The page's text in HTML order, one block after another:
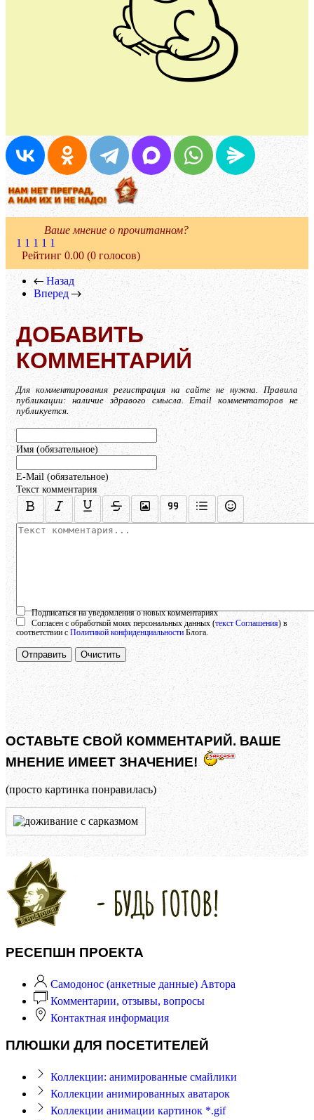
Ваше мнение о прочитанном?
1 1 1 1 1
Рейтинг 0.00 (0 голосов)
Назад
Вперед
ДОБАВИТЬ
КОММЕНТАРИЙ
Для комментирования регистрация на сайте не нужна. Правила
публикации: наличие здравого смысла. Email комментаторов не
публикуется.
Имя (обязательное)
E-Mail (обязательное)
Текст комментария
Подписаться на уведомления о новых комментариях
Согласен с обработкой моих персональных данных (текст Соглашения) в
соответствии с Политикой конфиденциальности Блога.
Отправить Очистить
ОСТАВЬТЕ СВОЙ КОММЕНТАРИЙ. ВАШЕ
МНЕНИЕ ИМЕЕТ ЗНАЧЕНИЕ!
(просто картинка понравилась)
РЕСЕПШН ПРОЕКТА
Самодонос (анкетные данные) Автора
Комментарии, отзывы, вопросы
Контактная информация
ПЛЮШКИ ДЛЯ ПОСЕТИТЕЛЕЙ
Коллекции: анимированные смайлики
Коллекции анимированных аватарок
Коллекции анимации картинок *.gif